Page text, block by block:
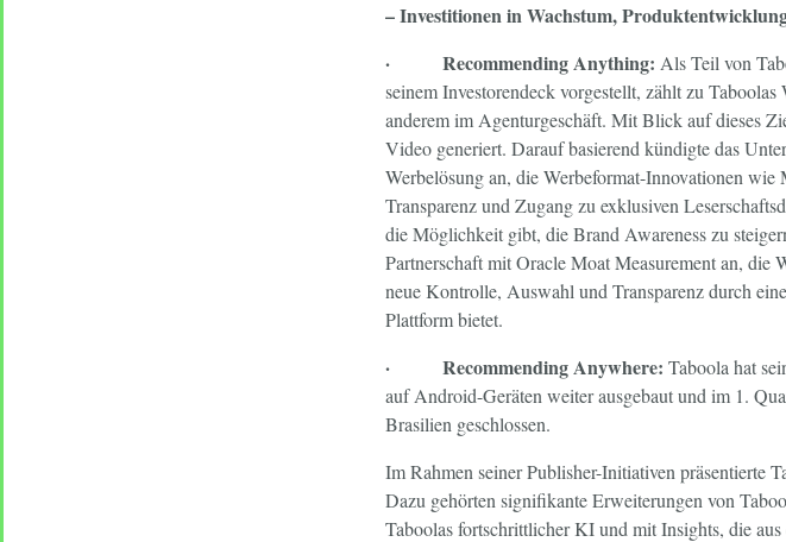
– Investitionen in Wachstum,
· Recommending Anything: Als Teil von
seinem Investorendeck vorgestellt, zählt zu
anderem im Agenturgeschäft. Mit Blick auf dieses
Video generiert. Darauf basierend kündigte das
Werbelösung an, die Werbeformat-Innovationen
Transparenz und Zugang zu exklusiven
die Möglichkeit gibt, die Brand Awareness zu
Partnerschaft mit Oracle Moat Measurement an, die
neue Kontrolle, Auswahl und Transparenz durch
Plattform bietet.
· Recommending Anywhere: Taboola hat
auf Android-Geräten weiter ausgebaut und im 1.
Brasilien geschlossen.
Im Rahmen seiner Publisher-Initiativen präsentierte
Dazu gehörten signifikante Erweiterungen von
Taboolas fortschrittlicher KI und mit Insights, die